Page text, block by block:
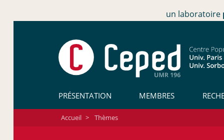
un laboratoire
PRÉSENTATION MEMBRES
Accueil > Thèmes